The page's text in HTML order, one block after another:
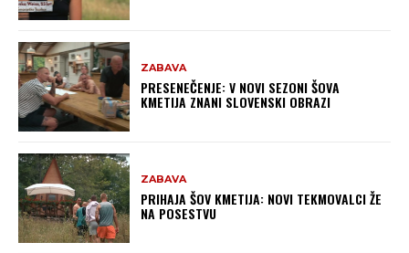
ZABAVA
PRESENEČENJE: V NOVI SEZONI ŠOVA
KMETIJA ZNANI SLOVENSKI OBRAZI
ZABAVA
PRIHAJA ŠOV KMETIJA: NOVI TEKMOVALCI ŽE
NA POSESTVU